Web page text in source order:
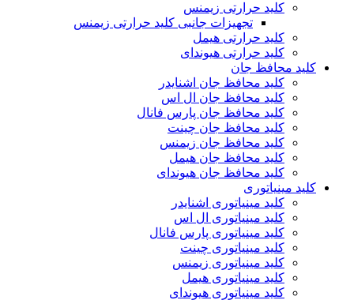
کلید حرارتی زیمنس
تجهیزات جانبی کلید حرارتی زیمنس
کلید حرارتی هیمل
کلید حرارتی هیوندای
کلید محافظ جان
کلید محافظ جان اشنایدر
کلید محافظ جان ال اس
کلید محافظ جان پارس فانال
کلید محافظ جان چینت
کلید محافظ جان زیمنس
کلید محافظ جان هیمل
کلید محافظ جان هیوندای
کلید مینیاتوری
کلید مینیاتوری اشنایدر
کلید مینیاتوری ال اس
کلید مینیاتوری پارس فانال
کلید مینیاتوری چینت
کلید مینیاتوری زیمنس
کلید مینیاتوری هیمل
کلید مینیاتوری هیوندای